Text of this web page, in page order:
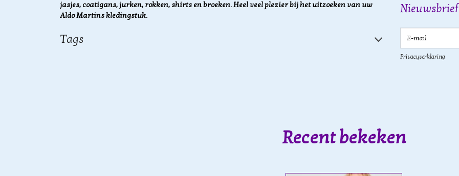
jasjes, coatigans, jurken, rokken, shirts en broeken. Heel veel plezier bij het uitzoeken van uw
Aldo Martins kledingstuk.
Tags
Nieuwsbrief
E-mail
Privacyverklaring
Recent bekeken